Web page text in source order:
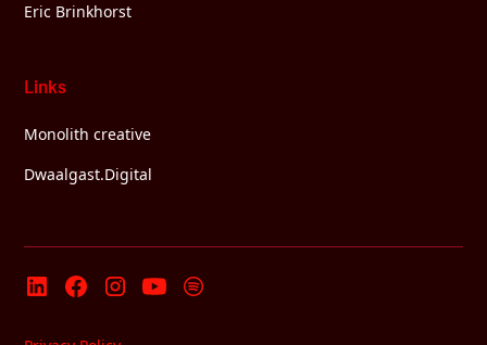
Eric Brinkhorst
Links
Monolith creative
Dwaalgast.Digital